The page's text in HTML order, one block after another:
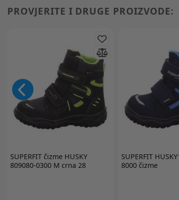
PROVJERITE I DRUGE PROIZVODE:
SUPERFITčizme HUSKY
809080-0300 M crna 28
SUPERFIT
8000 čizme